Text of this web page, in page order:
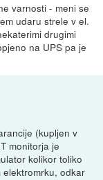
varnosti - meni se
udaru strele v el.
drugimi
na UPS pa je
(kupljen v
monitorja je
kolikor toliko
odkar